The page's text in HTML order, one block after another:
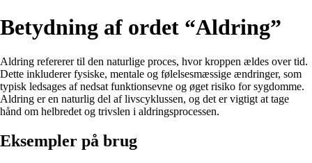
Betydning af ordet “Aldring”
Aldring refererer til den naturlige proces, hvor kroppen ældes over tid.
Dette inkluderer fysiske, mentale og følelsesmæssige ændringer, som
typisk ledsages af nedsat funktionsevne og øget risiko for sygdomme.
Aldring er en naturlig del af livscyklussen, og det er vigtigt at tage
hånd om helbredet og trivslen i aldringsprocessen.
Eksempler på brug